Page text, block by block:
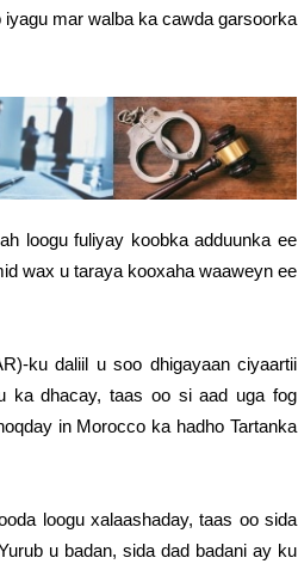
mar walba ka cawda garsoorka
loogu fuliyay koobka adduunka ee
wax u taraya kooxaha waaweyn ee
ku daliil u soo dhigayaan ciyaartii
ka dhacay, taas oo si aad uga fog
in Morocco ka hadho Tartanka
loogu xalaashaday, taas oo sida
u badan, sida dad badani ay ku